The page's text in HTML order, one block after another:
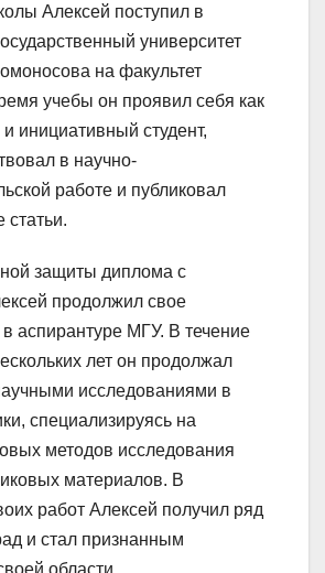
Алексей поступил в
университет
на факультет
учебы он проявил себя как
инициативный студент,
в научно-
работе и публиковал
статьи.
защиты диплома с
продолжил свое
аспирантуре МГУ. В течение
лет он продолжал
исследованиями в
специализируясь на
методов исследования
материалов. В
работ Алексей получил ряд
и стал признанным
области.